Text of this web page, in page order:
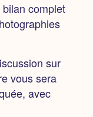
bilan complet
sur
vous sera
avec